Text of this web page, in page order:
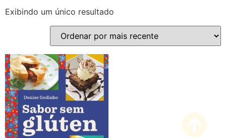
Exibindo um único resultado